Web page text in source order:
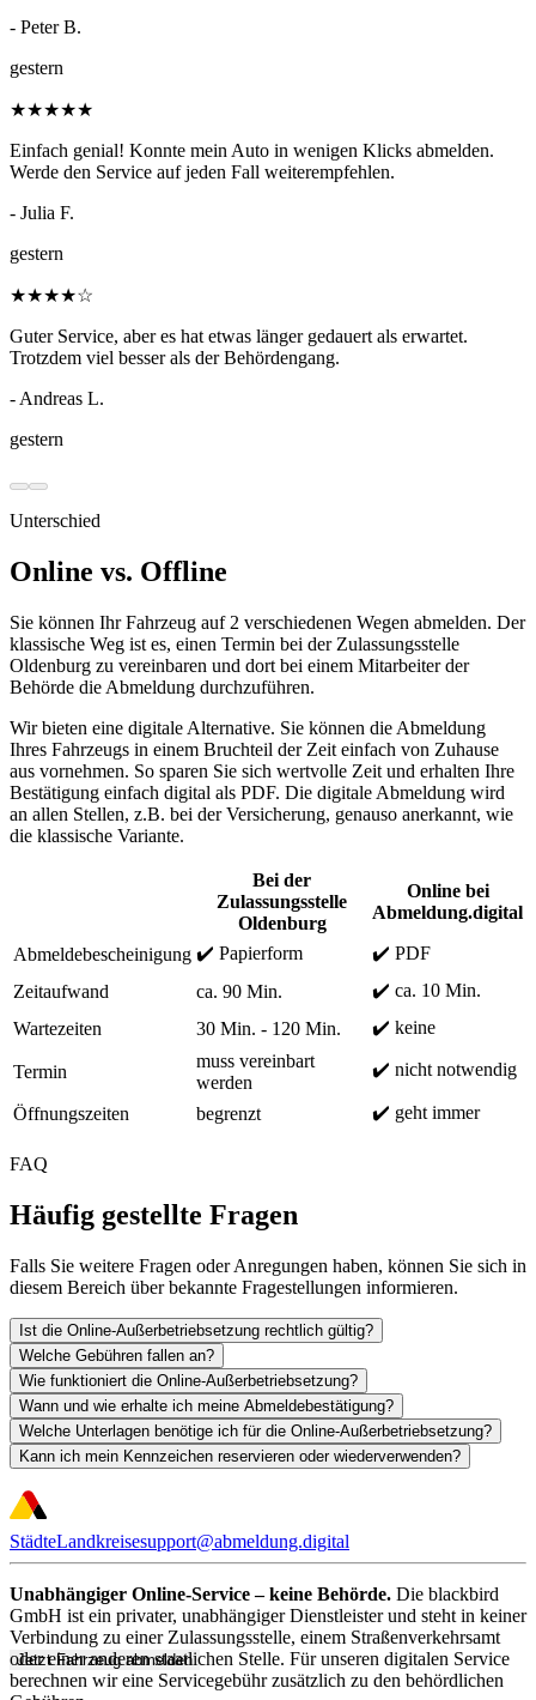
- Peter B.
gestern
★★★★★
Einfach genial! Konnte mein Auto in wenigen Klicks abmelden.
Werde den Service auf jeden Fall weiterempfehlen.
- Julia F.
gestern
★★★★☆
Guter Service, aber es hat etwas länger gedauert als erwartet.
Trotzdem viel besser als der Behördengang.
- Andreas L.
gestern
Unterschied
Online vs. Offline
Sie können Ihr Fahrzeug auf 2 verschiedenen Wegen abmelden. Der
klassische Weg ist es, einen Termin bei der Zulassungsstelle
Oldenburg zu vereinbaren und dort bei einem Mitarbeiter der
Behörde die Abmeldung durchzuführen.
Wir bieten eine digitale Alternative. Sie können die Abmeldung
Ihres Fahrzeugs in einem Bruchteil der Zeit einfach von Zuhause
aus vornehmen. So sparen Sie sich wertvolle Zeit und erhalten Ihre
Bestätigung einfach digital als PDF. Die digitale Abmeldung wird
an allen Stellen, z.B. bei der Versicherung, genauso anerkannt, wie
die klassische Variante.
Bei der
Zulassungsstelle
Oldenburg
Online bei
Abmeldung.digital
Abmeldebescheinigung ✔️ Papierform
✔️ PDF
Zeitaufwand
ca. 90 Min.
✔️ ca. 10 Min.
Wartezeiten
30 Min. - 120 Min. ✔️ keine
Termin
muss vereinbart
werden
✔️ nicht notwendig
Öffnungszeiten begrenzt ✔️ geht immer
FAQ
Häufig gestellte Fragen
Falls Sie weitere Fragen oder Anregungen haben, können Sie sich in
diesem Bereich über bekannte Fragestellungen informieren.
Ist die Online-Außerbetriebsetzung rechtlich gültig?
Welche Gebühren fallen an?
Wie funktioniert die Online-Außerbetriebsetzung?
Wann und wie erhalte ich meine Abmeldebestätigung?
Welche Unterlagen benötige ich für die Online-Außerbetriebsetzung?
Kann ich mein Kennzeichen reservieren oder wiederverwenden?
Jetzt Fahrzeug abmelden
StädteLandkreisesupport@abmeldung.digital
Unabhängiger Online-Service – keine Behörde. Die blackbird
GmbH ist ein privater, unabhängiger Dienstleister und steht in keiner
Verbindung zu einer Zulassungsstelle, einem Straßenverkehrsamt
oder einer anderen staatlichen Stelle. Für unseren digitalen Service
berechnen wir eine Servicegebühr zusätzlich zu den behördlichen